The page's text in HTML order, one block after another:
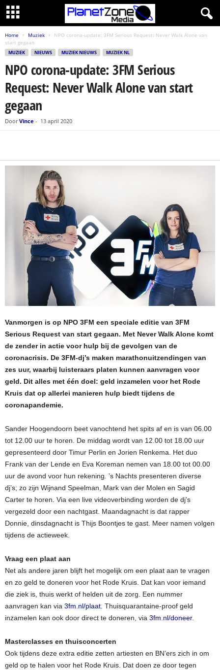
Home Muziek
NPO corona-update: 3FM Serious Request: Never Walk Alone van
start gegaan
MUZIEK NIEUWS MUZIEK NIEUWS MUZIEK NL
NPO corona-update: 3FM Serious
Request: Never Walk Alone van start
gegaan
Door Vince - 13 april 2020
Vanmorgen is op NPO 3FM een speciale editie van 3FM
Serious Request van start gegaan. Met Never Walk Alone komt
de zender in actie voor hulp bij de gevolgen van de
coronacrisis. De 3FM-dj’s maken marathonuitzendingen van
zes uur, waarbij luisteraars platen kunnen aanvragen voor
geld. Dit alles met één doel: geld inzamelen voor het Rode
Kruis dat op allerlei manieren hulp biedt tijdens de
coronapandemie.
Sander Hoogendoorn beet vanochtend het spits af en is van 06.00
tot 12.00 uur te horen. De middag wordt van 12.00 tot 18.00 uur
gepresenteerd door Timur Perlin en Jorien Renkema. Het duo
Frank van der Lende en Eva Koreman nemen van 18.00 tot 00.00
uur de avond voor hun rekening. ’s Nachts presenteren diverse
dj’s; zo zijn Wijnand Speelman, Mark van der Molen en Sagid
Carter te horen. Via een live videoverbinding worden de dj’s
vergezeld door een nachtgast. Maandagnacht is dat rapper
Donnie, dinsdagnacht is Thijs Boontjes te gast. Meer namen volgen
tijdens de actieweek.
Vraag een plaat aan
Net als andere jaren blijft het mogelijk om een plaat aan te vragen
en zo geld te doneren voor het Rode Kruis. Dat kan voor iemand
die ziek is, thuis werkt of helden uit de zorg. Een nummer
aanvragen kan via 3fm.nl/plaat. Thuisquarantaine-proof geld
inzamelen kan ook door direct te doneren, via 3fm.nl/doneer.
Masterclasses en thuisconcerten
Ook tijdens deze extra editie zetten artiesten en BN’ers zich in om
geld op te halen voor het Rode Kruis. Dat doen ze door tegen